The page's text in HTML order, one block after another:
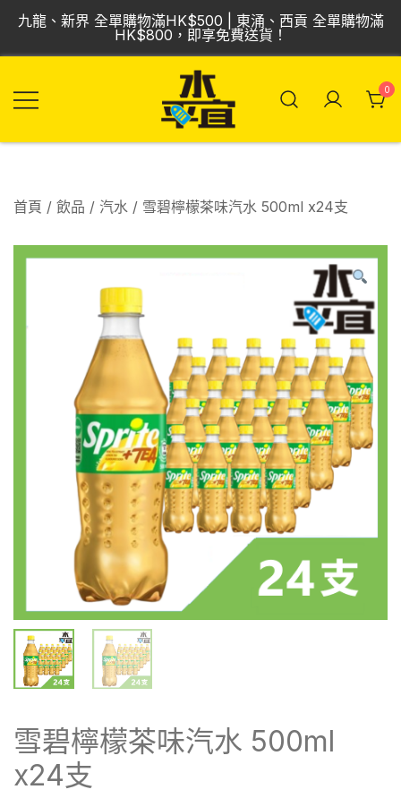
Skip
content
九龍、新界 全單購物滿HK$500 | 東涌、西貢 全單購物滿
HK$800，即享免費送貨！
酒、食品
0
首頁 / 飲品 / 汽水 / 雪碧檸檬茶味汽水 500ml x24支
雪碧檸檬茶味汽水 500ml
x24支